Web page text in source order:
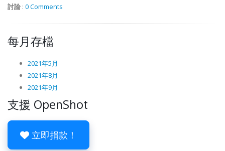
討論 : 0 Comments
每月存檔
2021年5月
2021年8月
2021年9月
支援 OpenShot
立即捐款！